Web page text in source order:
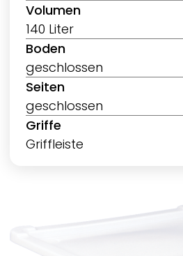
Volumen
140 Liter
Boden
geschlossen
Seiten
geschlossen
Griffe
Griffleiste